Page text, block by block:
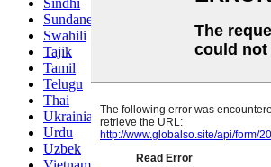
Sundanese
Swahili
Tajik
Tamil
Telugu
Thai
Ukrainian
Urdu
Uzbek